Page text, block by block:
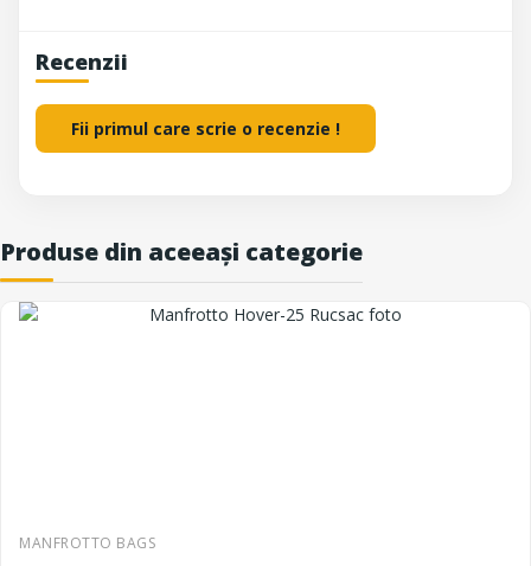
Recenzii
Fii primul care scrie o recenzie !
Produse din aceeași categorie
MANFROTTO BAGS